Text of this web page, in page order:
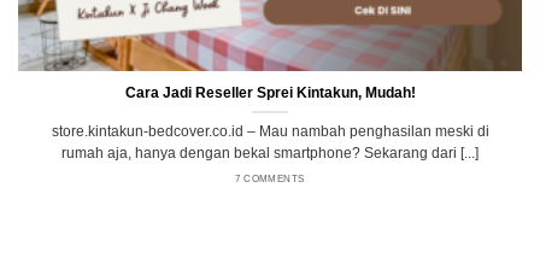
Cara Jadi Reseller Sprei Kintakun, Mudah!
store.kintakun-bedcover.co.id – Mau nambah penghasilan meski di
rumah aja, hanya dengan bekal smartphone? Sekarang dari [...]
7 COMMENTS